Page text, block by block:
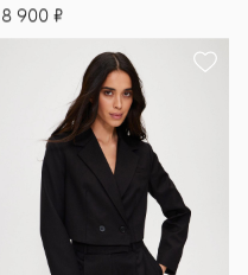
8 900 ₽